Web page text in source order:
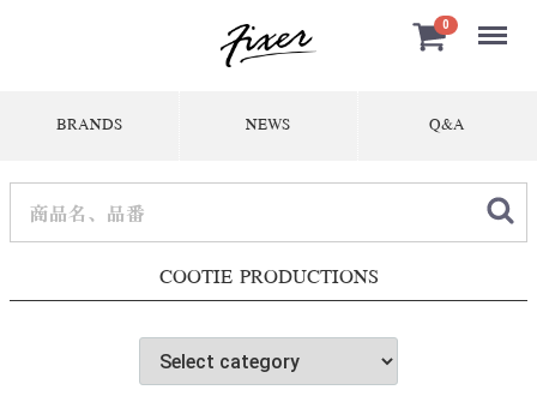
0 Menu
BRANDS NEWS Q&A
COOTIE PRODUCTIONS